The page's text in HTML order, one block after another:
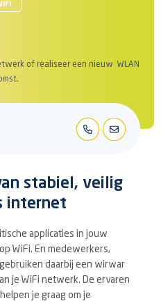
of realiseer een nieuw WLAN
stabiel, veilig
internet
applicaties in jouw
WiFi. En medewerkers,
daarbij een wirwar
je WiFi netwerk. De ervaren
je graag om je